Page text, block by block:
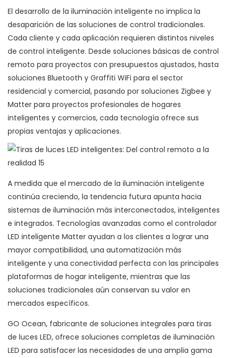
El desarrollo de la iluminación inteligente no implica la
desaparición de las soluciones de control tradicionales.
Cada cliente y cada aplicación requieren distintos niveles
de control inteligente. Desde soluciones básicas de control
remoto para proyectos con presupuestos ajustados, hasta
soluciones Bluetooth y Graffiti WiFi para el sector
residencial y comercial, pasando por soluciones Zigbee y
Matter para proyectos profesionales de hogares
inteligentes y comercios, cada tecnología ofrece sus
propias ventajas y aplicaciones.
A medida que el mercado de la iluminación inteligente
continúa creciendo, la tendencia futura apunta hacia
sistemas de iluminación más interconectados, inteligentes
e integrados. Tecnologías avanzadas como el controlador
LED inteligente Matter ayudan a los clientes a lograr una
mayor compatibilidad, una automatización más
inteligente y una conectividad perfecta con las principales
plataformas de hogar inteligente, mientras que las
soluciones tradicionales aún conservan su valor en
mercados específicos.
GO Ocean, fabricante de soluciones integrales para tiras
de luces LED, ofrece soluciones completas de iluminación
LED para satisfacer las necesidades de una amplia gama